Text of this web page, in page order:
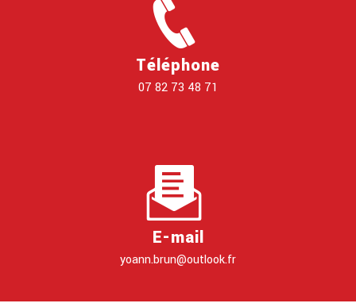
Téléphone
07 82 73 48 71
E-mail
yoann.brun@outlook.fr